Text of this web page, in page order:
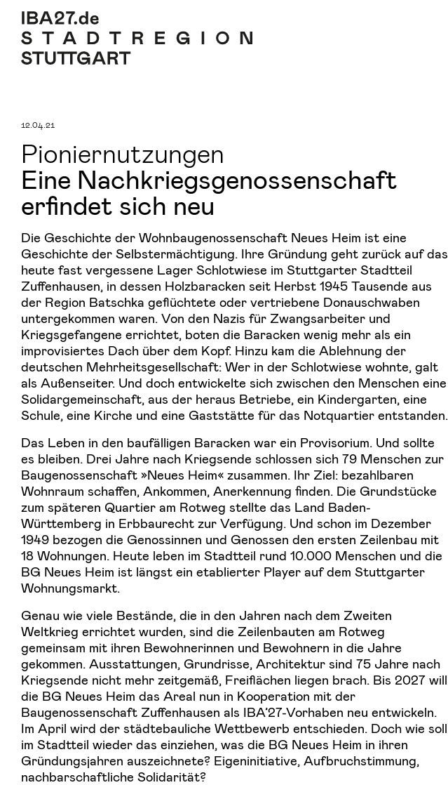
12.04.21
Eine Nachkriegsgenossenschaft
erfindet sich neu
Pioniernutzungen
Die Geschichte der Wohnbaugenossenschaft Neues Heim ist eine
Geschichte der Selbstermächtigung. Ihre Gründung geht zurück auf das
heute fast vergessene Lager Schlotwiese im Stuttgarter Stadtteil
Zuffenhausen, in dessen Holzbaracken seit Herbst 1945 Tausende aus
der Region Batschka geflüchtete oder vertriebene Donauschwaben
untergekommen waren. Von den Nazis für Zwangsarbeiter und
Kriegsgefangene errichtet, boten die Baracken wenig mehr als ein
improvisiertes Dach über dem Kopf. Hinzu kam die Ablehnung der
deutschen Mehrheitsgesellschaft: Wer in der Schlotwiese wohnte, galt
als Außenseiter. Und doch entwickelte sich zwischen den Menschen eine
Solidargemeinschaft, aus der heraus Betriebe, ein Kindergarten, eine
Schule, eine Kirche und eine Gaststätte für das Notquartier entstanden.
Das Leben in den baufälligen Baracken war ein Provisorium. Und sollte
es bleiben. Drei Jahre nach Kriegsende schlossen sich 79 Menschen zur
Baugenossenschaft »Neues Heim« zusammen. Ihr Ziel: bezahlbaren
Wohnraum schaffen, Ankommen, Anerkennung finden. Die Grundstücke
zum späteren Quartier am Rotweg stellte das Land Baden-
Württemberg in Erbbaurecht zur Verfügung. Und schon im Dezember
1949 bezogen die Genossinnen und Genossen den ersten Zeilenbau mit
18 Wohnungen. Heute leben im Stadtteil rund 10.000 Menschen und die
BG Neues Heim ist längst ein etablierter Player auf dem Stuttgarter
Wohnungsmarkt.
Genau wie viele Bestände, die in den Jahren nach dem Zweiten
Weltkrieg errichtet wurden, sind die Zeilenbauten am Rotweg
gemeinsam mit ihren Bewohnerinnen und Bewohnern in die Jahre
gekommen. Ausstattungen, Grundrisse, Architektur sind 75 Jahre nach
Kriegsende nicht mehr zeitgemäß, Freiflächen liegen brach. Bis 2027 will
die BG Neues Heim das Areal nun in Kooperation mit der
Baugenossenschaft Zuffenhausen als IBA’27-Vorhaben neu entwickeln.
Im April wird der städtebauliche Wettbewerb entschieden. Doch wie soll
im Stadtteil wieder das einziehen, was die BG Neues Heim in ihren
Gründungsjahren auszeichnete? Eigeninitiative, Aufbruchstimmung,
nachbarschaftliche Solidarität?